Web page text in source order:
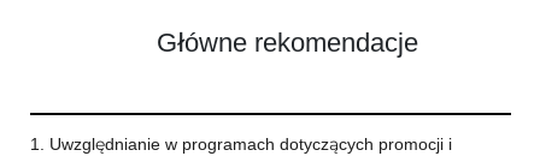
Główne rekomendacje
1. Uwzględnianie w programach dotyczących promocji i